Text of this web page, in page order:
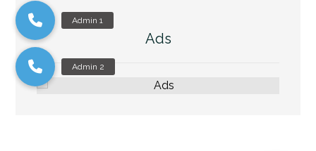
Ads